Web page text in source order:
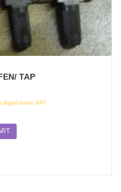
TAP
legal taxes VAT